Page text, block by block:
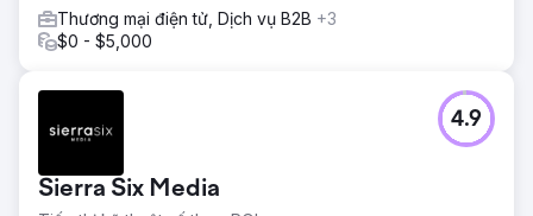
Thương mại điện tử, Dịch vụ B2B +3
$0 - $5,000
Sierra Six Media
4.9